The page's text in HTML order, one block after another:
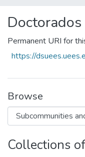
Doctorados
Permanent URI for
https://
Browse
Collections